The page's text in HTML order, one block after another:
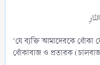
‘যে ব্যক্তি আমাদেরকে
ধোঁকাবাজ ও প্রতারক